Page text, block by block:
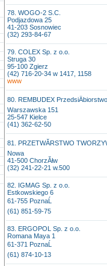
78. WOGO-2 S.C.
Podjazdowa 25
41-203 Sosnowiec
(32) 293-84-67
79. COLEX Sp. z o.o.
Struga 30
95-100 Zgierz
(42) 716-20-34 w 1417, 1158
www
80. REMBUDEX
Warszawska 151
25-547 Kielce
(41) 362-62-50
81. PRZETWĂRSTWO
Nowa
41-500 ChorzĂłw
(32) 241-22-21 w.500
82. IGMAG Sp. z o.o.
Estkowskiego 6
61-755 PoznaĹ
(61) 851-59-75
83. ERGOPOL Sp. z o.o.
Romana Maya 1
61-371 PoznaĹ
(61) 874-10-13